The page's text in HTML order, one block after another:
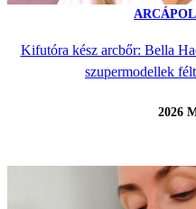
Kifutóra kész arcbőr: Bella
szupermodellek
2026